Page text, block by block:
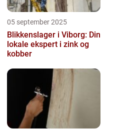
05 september 2025
Blikkenslager i Viborg: Din
lokale ekspert i zink og
kobber